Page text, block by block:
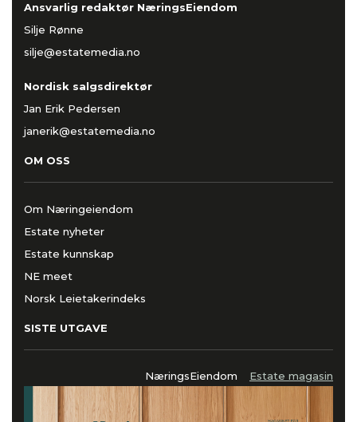
Ansvarlig redaktør NæringsEiendom
Silje Rønne
silje@estatemedia.no
Nordisk salgsdirektør
Jan Erik Pedersen
janerik@estatemedia.no
OM OSS
Om Næringeiendom
Estate nyheter
Estate kunnskap
NE meet
Norsk Leietakerindeks
SISTE UTGAVE
NæringsEiendom Estate magasin